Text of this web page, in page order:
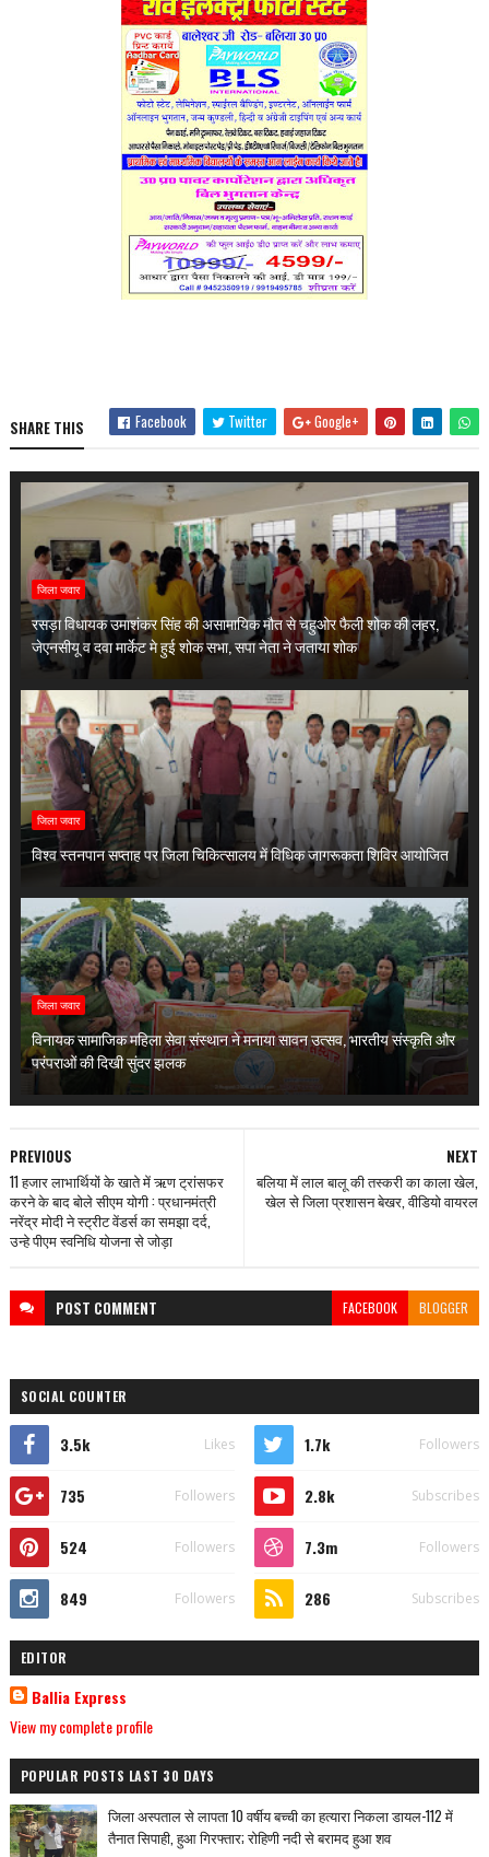
SHARE THIS Facebook Twitter Google+
जिला जवार
रसड़ा विधायक उमाशंकर सिंह की असामायिक मौत से चहुओर फैली शोक की लहर,
जेएनसीयू व दवा मार्केट मे हुई शोक सभा, सपा नेता ने जताया शोक
जिला जवार
विश्व स्तनपान सप्ताह पर जिला चिकित्सालय में विधिक जागरूकता शिविर आयोजित
जिला जवार
विनायक सामाजिक महिला सेवा संस्थान ने मनाया सावन उत्सव, भारतीय संस्कृति और
परंपराओं की दिखी सुंदर झलक
NEXT
बलिया में लाल बालू की तस्करी का काला खेल,
खेल से जिला प्रशासन बेखर, वीडियो वायरल
PREVIOUS
11 हजार लाभार्थियों के खाते में ऋण ट्रांसफर
करने के बाद बोले सीएम योगी : प्रधानमंत्री
नरेंद्र मोदी ने स्ट्रीट वेंडर्स का समझा दर्द,
उन्हे पीएम स्वनिधि योजना से जोड़ा
POST COMMENT FACEBOOK BLOGGER
SOCIAL COUNTER
3.5k Likes 1.7k Followers
735 Followers 2.8k Subscribes
524 Followers 7.3m Followers
849 Followers 286 Subscribes
EDITOR
Ballia Express
View my complete profile
POPULAR POSTS LAST 30 DAYS
जिला अस्पताल से लापता 10 वर्षीय बच्ची का हत्यारा निकला डायल-112 में
तैनात सिपाही, हुआ गिरफ्तार; रोहिणी नदी से बरामद हुआ शव